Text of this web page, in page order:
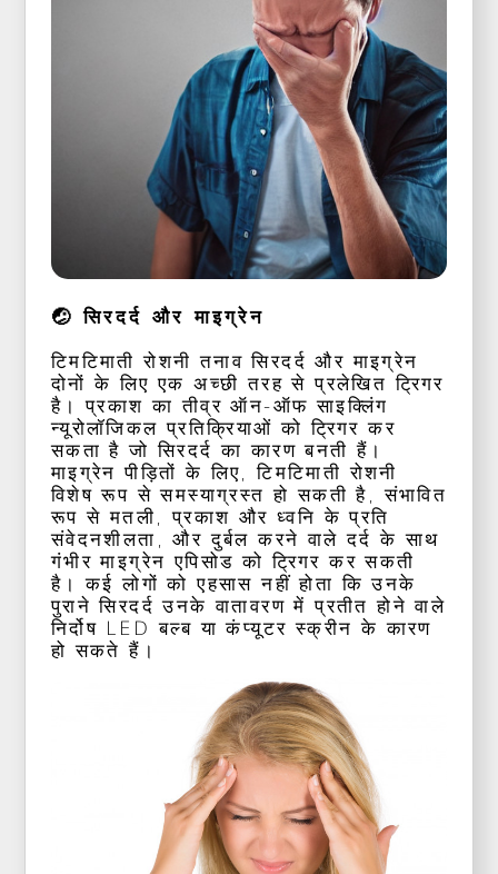
🤕 सिरदर्द और माइग्रेन
टिमटिमाती रोशनी तनाव सिरदर्द और माइग्रेन
दोनों के लिए एक अच्छी तरह से प्रलेखित ट्रिगर
है। प्रकाश का तीव्र ऑन-ऑफ साइक्लिंग
न्यूरोलॉजिकल प्रतिक्रियाओं को ट्रिगर कर
सकता है जो सिरदर्द का कारण बनती हैं।
माइग्रेन पीड़ितों के लिए, टिमटिमाती रोशनी
विशेष रूप से समस्याग्रस्त हो सकती है, संभावित
रूप से मतली, प्रकाश और ध्वनि के प्रति
संवेदनशीलता, और दुर्बल करने वाले दर्द के साथ
गंभीर माइग्रेन एपिसोड को ट्रिगर कर सकती
है। कई लोगों को एहसास नहीं होता कि उनके
पुराने सिरदर्द उनके वातावरण में प्रतीत होने वाले
निर्दोष LED बल्ब या कंप्यूटर स्क्रीन के कारण
हो सकते हैं।